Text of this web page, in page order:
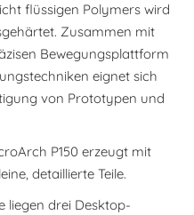
flüssigen Polymers wird
Zusammen mit
Bewegungsplattform
eignet sich
von Prototypen und
P150 erzeugt mit
detaillierte Teile.
liegen drei Desktop-